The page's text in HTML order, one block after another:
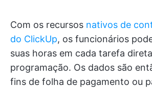
Com os recursos nativos de
do ClickUp, os funcionários
suas horas em cada tarefa
programação. Os dados são
fins de folha de pagamento ou